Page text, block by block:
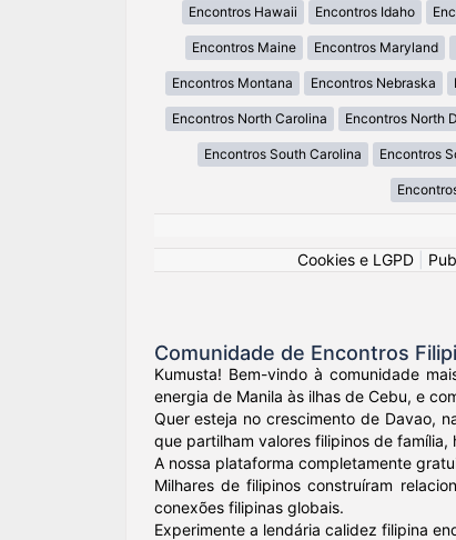
Encontros Hawaii Encontros Idaho
Encontros Maine Encontros Maryland
Encontros Montana Encontros Nebraska
Encontros North Carolina Encontros North
Encontros South Carolina Encontros
Cookies e LGPD
Comunidade de Encontros
Kumusta! Bem-vindo à comunidade
energia de Manila às ilhas de Cebu, e
Quer esteja no crescimento de Davao,
que partilham valores filipinos de
A nossa plataforma completamente
Milhares de filipinos construíram
conexões filipinas globais.
Experimente a lendária calidez filipina